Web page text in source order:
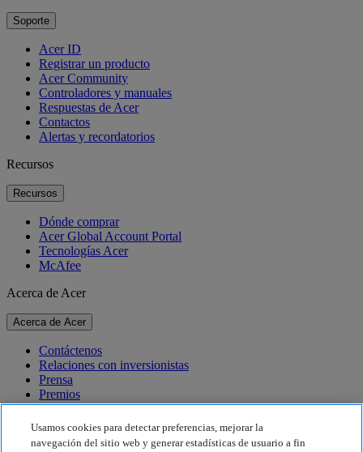
Soporte
Acer ID
Registrar un producto
Acer Community
Controladores y manuales
Respuestas de Acer
Contactos
Alertas y recordatorios
Recursos
Recursos
Dónde comprar
Acer Global Account Portal
Tecnologías Acer
McAfee
Acerca de Acer
Acerca de Acer
Contáctenos
Relaciones con inversionistas
Prensa
Premios
Eventos
Sostenibilidad
Usamos cookies para detectar preferencias, mejorar la
navegación del sitio web y generar estadísticas de usuario a fin